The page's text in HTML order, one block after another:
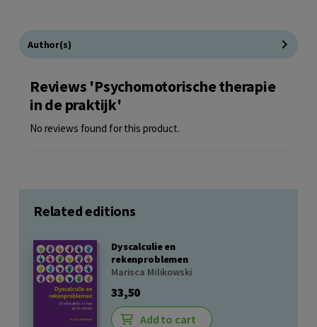
Author(s)
Reviews 'Psychomotorische therapie
in de praktijk'
No reviews found for this product.
Related editions
Dyscalculie en
rekenproblemen
Marisca Milikowski
33,50
Add to cart